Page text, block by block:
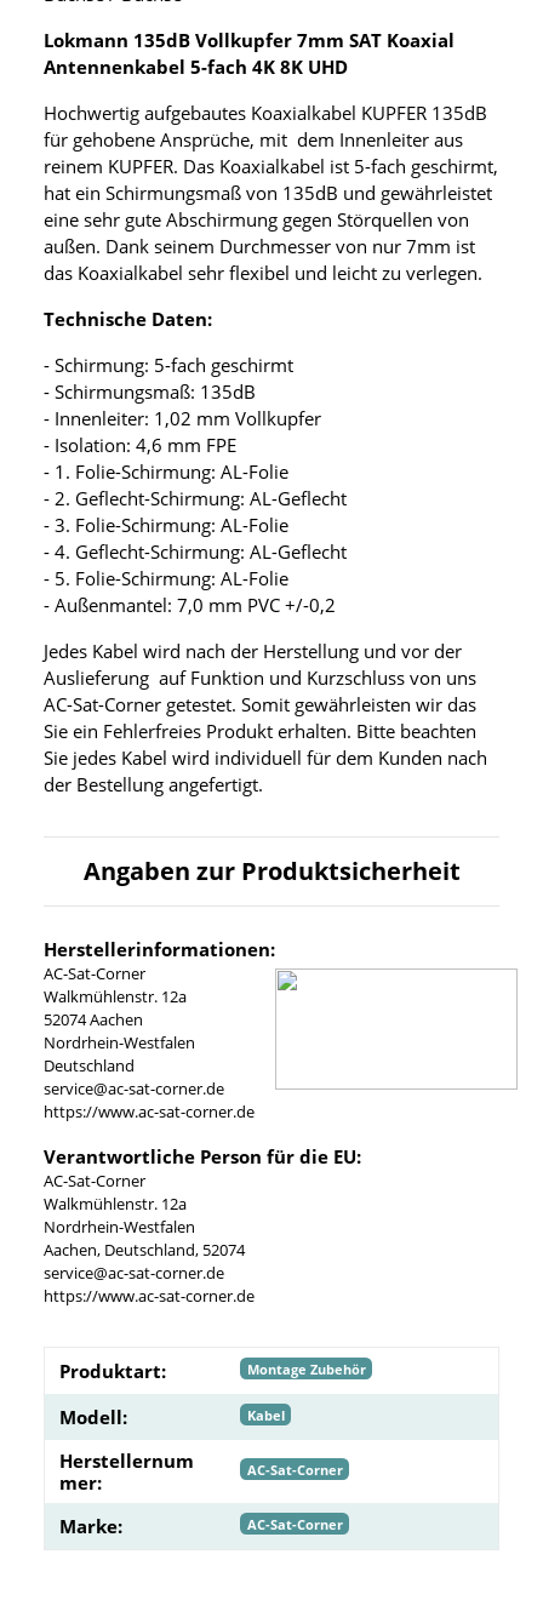
Lokmann 135dB Vollkupfer 7mm SAT Koaxial
Antennenkabel 5-fach 4K 8K UHD
Hochwertig aufgebautes Koaxialkabel KUPFER 135dB
für gehobene Ansprüche, mit dem Innenleiter aus
reinem KUPFER. Das Koaxialkabel ist 5-fach geschirmt,
hat ein Schirmungsmaß von 135dB und gewährleistet
eine sehr gute Abschirmung gegen Störquellen von
außen. Dank seinem Durchmesser von nur 7mm ist
das Koaxialkabel sehr flexibel und leicht zu verlegen.
Technische Daten:
- Schirmung: 5-fach geschirmt
- Schirmungsmaß: 135dB
- Innenleiter: 1,02 mm Vollkupfer
- Isolation: 4,6 mm FPE
- 1. Folie-Schirmung: AL-Folie
- 2. Geflecht-Schirmung: AL-Geflecht
- 3. Folie-Schirmung: AL-Folie
- 4. Geflecht-Schirmung: AL-Geflecht
- 5. Folie-Schirmung: AL-Folie
- Außenmantel: 7,0 mm PVC +/-0,2
Jedes Kabel wird nach der Herstellung und vor der
Auslieferung auf Funktion und Kurzschluss von uns
AC-Sat-Corner getestet. Somit gewährleisten wir das
Sie ein Fehlerfreies Produkt erhalten. Bitte beachten
Sie jedes Kabel wird individuell für dem Kunden nach
der Bestellung angefertigt.
Angaben zur Produktsicherheit
Herstellerinformationen:
AC-Sat-Corner
Walkmühlenstr. 12a
52074 Aachen
Nordrhein-Westfalen
Deutschland
service@ac-sat-corner.de
https://www.ac-sat-corner.de
Verantwortliche Person für die EU:
AC-Sat-Corner
Walkmühlenstr. 12a
Nordrhein-Westfalen
Aachen, Deutschland, 52074
service@ac-sat-corner.de
https://www.ac-sat-corner.de
Produktart: Montage Zubehör
Modell: Kabel
Herstellernum
mer:
AC-Sat-Corner
Marke: AC-Sat-Corner